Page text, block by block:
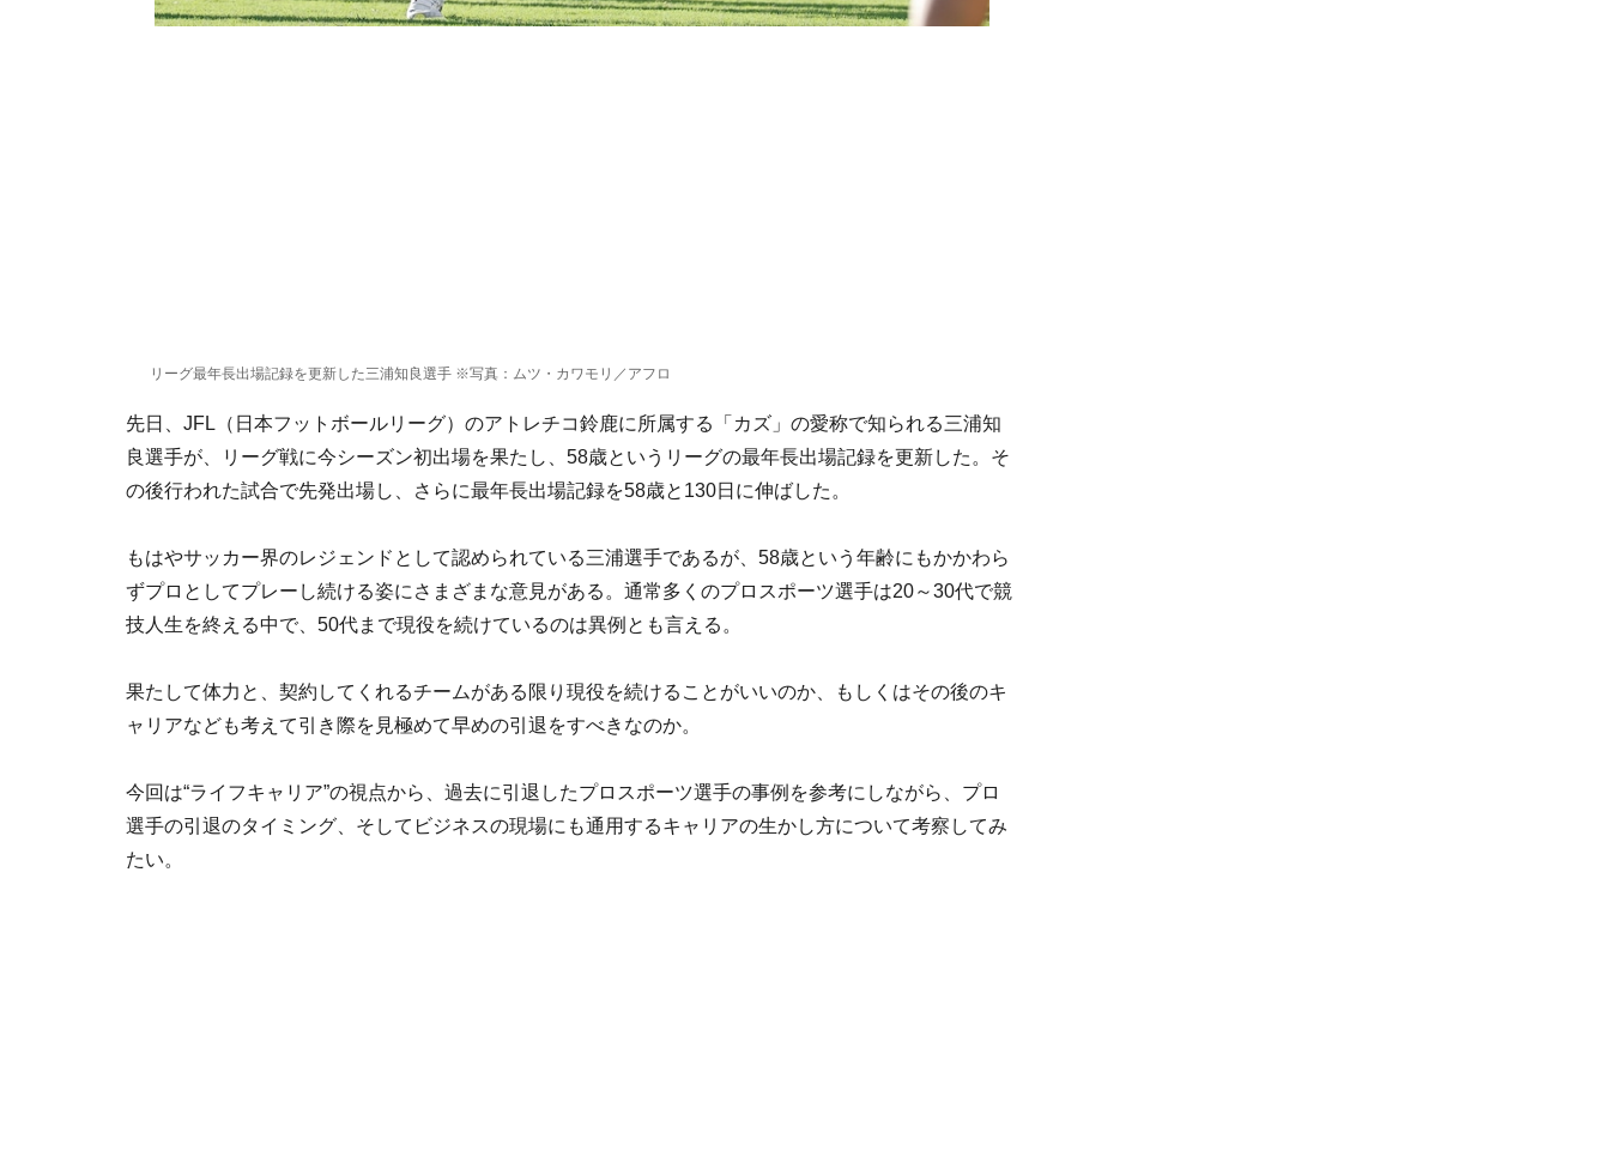
リーグ最年長出場記録を更新した三浦知良選手 ※写真：ムツ・カワモリ／アフロ
先日、JFL（日本フットボールリーグ）のアトレチコ鈴鹿に所属する「カズ」の愛称で知られる三浦知
良選手が、リーグ戦に今シーズン初出場を果たし、58歳というリーグの最年長出場記録を更新した。そ
の後行われた試合で先発出場し、さらに最年長出場記録を58歳と130日に伸ばした。
もはやサッカー界のレジェンドとして認められている三浦選手であるが、58歳という年齢にもかかわら
ずプロとしてプレーし続ける姿にさまざまな意見がある。通常多くのプロスポーツ選手は20～30代で競
技人生を終える中で、50代まで現役を続けているのは異例とも言える。
果たして体力と、契約してくれるチームがある限り現役を続けることがいいのか、もしくはその後のキ
ャリアなども考えて引き際を見極めて早めの引退をすべきなのか。
今回は“ライフキャリア”の視点から、過去に引退したプロスポーツ選手の事例を参考にしながら、プロ
選手の引退のタイミング、そしてビジネスの現場にも通用するキャリアの生かし方について考察してみ
たい。